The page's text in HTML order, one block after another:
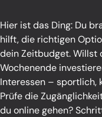
Hier ist das Ding: Du
hilft, die richtigen
dein Zeitbudget. Willst
Wochenende
Interessen – sportlich,
Prüfe die
du online gehen?